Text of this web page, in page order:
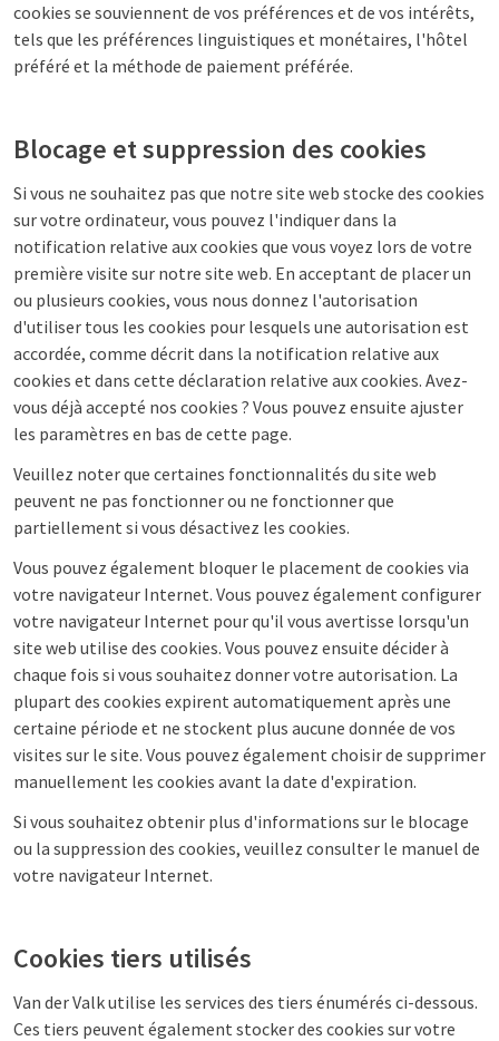
cookies se souviennent de vos préférences et de vos intérêts,
tels que les préférences linguistiques et monétaires, l'hôtel
préféré et la méthode de paiement préférée.
Blocage et suppression des cookies
Si vous ne souhaitez pas que notre site web stocke des cookies
sur votre ordinateur, vous pouvez l'indiquer dans la
notification relative aux cookies que vous voyez lors de votre
première visite sur notre site web. En acceptant de placer un
ou plusieurs cookies, vous nous donnez l'autorisation
d'utiliser tous les cookies pour lesquels une autorisation est
accordée, comme décrit dans la notification relative aux
cookies et dans cette déclaration relative aux cookies. Avez-
vous déjà accepté nos cookies ? Vous pouvez ensuite ajuster
les paramètres en bas de cette page.
Veuillez noter que certaines fonctionnalités du site web
peuvent ne pas fonctionner ou ne fonctionner que
partiellement si vous désactivez les cookies.
Vous pouvez également bloquer le placement de cookies via
votre navigateur Internet. Vous pouvez également configurer
votre navigateur Internet pour qu'il vous avertisse lorsqu'un
site web utilise des cookies. Vous pouvez ensuite décider à
chaque fois si vous souhaitez donner votre autorisation. La
plupart des cookies expirent automatiquement après une
certaine période et ne stockent plus aucune donnée de vos
visites sur le site. Vous pouvez également choisir de supprimer
manuellement les cookies avant la date d'expiration.
Si vous souhaitez obtenir plus d'informations sur le blocage
ou la suppression des cookies, veuillez consulter le manuel de
votre navigateur Internet.
Cookies tiers utilisés
Van der Valk utilise les services des tiers énumérés ci-dessous.
Ces tiers peuvent également stocker des cookies sur votre